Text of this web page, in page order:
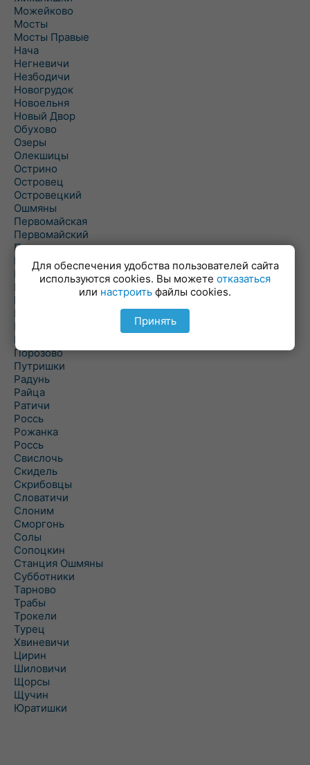
Можейково
Мосты
Мосты Правые
Нача
Негневичи
Незбодичи
Новогрудок
Новоельня
Новый Двор
Обухово
Озеры
Олекшицы
Острино
Островец
Островецкий
Ошмяны
Первомайская
Первомайский
Пески
Петревичи
Погородно
Пограничный
Подлабенье
Подольцы
Подороск
Поречье
Порозово
Путришки
Радунь
Райца
Ратичи
Роcсь
Рожанка
Россь
Свислочь
Скидель
Скрибовцы
Словатичи
Слоним
Сморгонь
Солы
Сопоцкин
Станция Ошмяны
Субботники
Тарново
Трабы
Трокели
Турец
Хвиневичи
Цирин
Шиловичи
Щорсы
Щучин
Юратишки
Для обеспечения удобства пользователей сайта
используются cookies. Вы можете отказаться
или настроить файлы cookies.
Принять